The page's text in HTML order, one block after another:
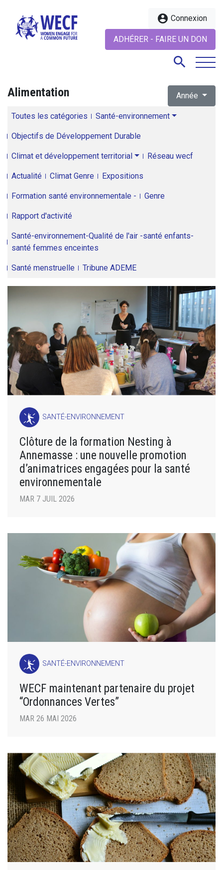
account_circle Connexion
ADHÉRER - FAIRE UN DON
search
Alimentation Année
Toutes les catégories Santé-environnement
Objectifs de Développement Durable
Climat et développement territorial Réseau wecf
Actualité Climat Genre Expositions
Formation santé environnementale - Genre
Rapport d'activité
Santé-environnement-Qualité de l'air -santé enfants-
santé femmes enceintes
Santé menstruelle Tribune ADEME
SANTÉ-ENVIRONNEMENT
Clôture de la formation Nesting à
Annemasse : une nouvelle promotion
d’animatrices engagées pour la santé
environnementale
MAR 7 JUIL 2026
SANTÉ-ENVIRONNEMENT
WECF maintenant partenaire du projet
“Ordonnances Vertes”
MAR 26 MAI 2026